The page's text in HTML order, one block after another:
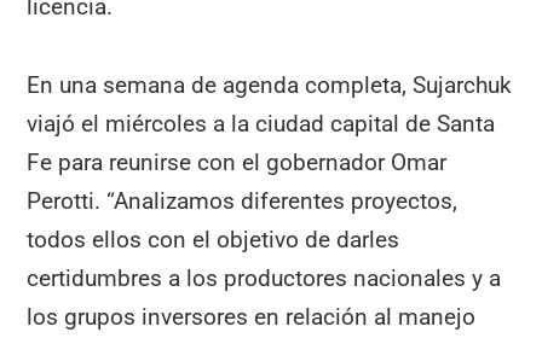
licencia.
En una semana de agenda completa, Sujarchuk
viajó el miércoles a la ciudad capital de Santa
Fe para reunirse con el gobernador Omar
Perotti. “Analizamos diferentes proyectos,
todos ellos con el objetivo de darles
certidumbres a los productores nacionales y a
los grupos inversores en relación al manejo